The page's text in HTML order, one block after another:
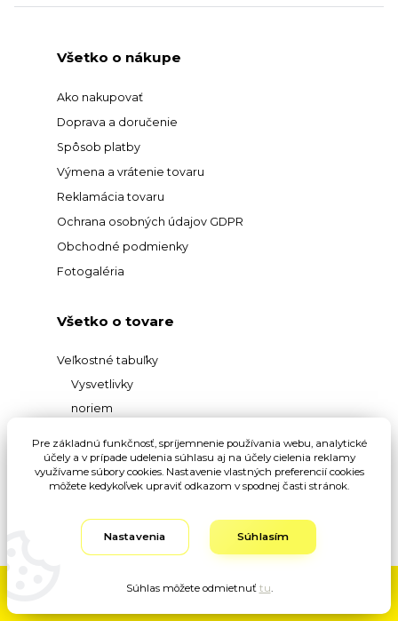
Všetko o nákupe
Ako nakupovať
Doprava a doručenie
Spôsob platby
Výmena a vrátenie tovaru
Reklamácia tovaru
Ochrana osobných údajov GDPR
Obchodné podmienky
Fotogaléria
Všetko o tovare
Veľkostné tabuľky
Vysvetlivky
noriem
materiálov
Vysvetlivky pojmov
Eshop-rychlo.sk
Pre základnú funkčnosť, spríjemnenie používania webu, analytické
účely a v prípade udelenia súhlasu aj na účely cielenia reklamy
využívame súbory cookies. Nastavenie vlastných preferencií cookies
môžete kedykoľvek upraviť odkazom v spodnej časti stránok.
Nastavenia Súhlasím
Súhlas môžete odmietnuť tu.